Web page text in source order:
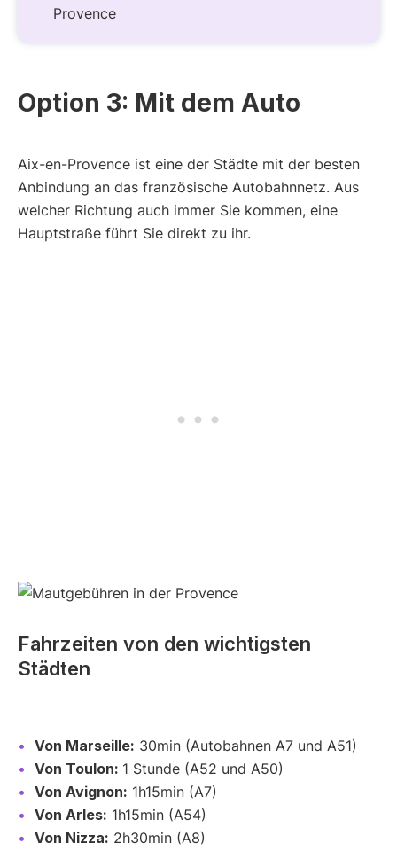
Provence
Option 3: Mit dem Auto
Aix-en-Provence ist eine der Städte mit der besten
Anbindung an das französische Autobahnnetz. Aus
welcher Richtung auch immer Sie kommen, eine
Hauptstraße führt Sie direkt zu ihr.
Fahrzeiten von den wichtigsten
Städten
Von Marseille: 30min (Autobahnen A7 und A51)
Von Toulon: 1 Stunde (A52 und A50)
Von Avignon: 1h15min (A7)
Von Arles: 1h15min (A54)
Von Nizza: 2h30min (A8)